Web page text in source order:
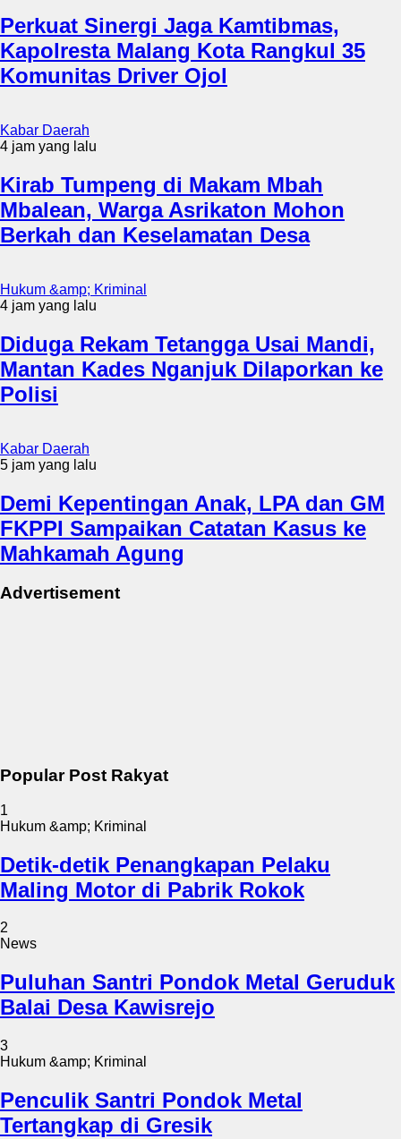
Perkuat Sinergi Jaga Kamtibmas,
Kapolresta Malang Kota Rangkul 35
Komunitas Driver Ojol
Kabar Daerah
4 jam yang lalu
Kirab Tumpeng di Makam Mbah
Mbalean, Warga Asrikaton Mohon
Berkah dan Keselamatan Desa
Hukum &amp; Kriminal
4 jam yang lalu
Diduga Rekam Tetangga Usai Mandi,
Mantan Kades Nganjuk Dilaporkan ke
Polisi
Kabar Daerah
5 jam yang lalu
Demi Kepentingan Anak, LPA dan GM
FKPPI Sampaikan Catatan Kasus ke
Mahkamah Agung
Advertisement
Popular Post Rakyat
1
Hukum &amp; Kriminal
Detik-detik Penangkapan Pelaku
Maling Motor di Pabrik Rokok
2
News
Puluhan Santri Pondok Metal Geruduk
Balai Desa Kawisrejo
3
Hukum &amp; Kriminal
Penculik Santri Pondok Metal
Tertangkap di Gresik